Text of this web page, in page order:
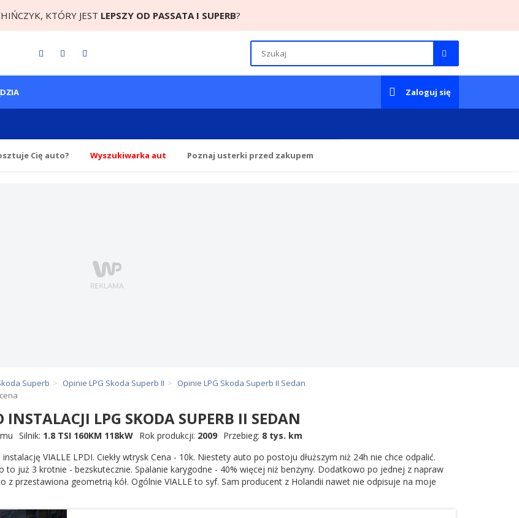
KTÓRY JEST LEPSZY OD PASSATA I SUPERB?
Zaloguj się
Cię auto? Wyszukiwarka aut Poznaj usterki przed zakupem
Superb Opinie LPG Skoda Superb II
Opinie LPG Skoda Superb II Sedan
LPG SKODA SUPERB II SEDAN
Silnik: 1.8 TSI 160KM 118kW Rok produkcji: 2009 Przebieg: 8 tys. km
VIALLE LPDI. Ciekły wtrysk Cena - 10k. Niestety auto po postoju dłuższym niż 24h nie chce odpalić.
to już 3 krotnie - bezskutecznie. Spalanie karygodne - 40% więcej niż benzyny. Dodatkowo po jednej z napraw
z przestawiona geometrią kół. Ogólnie VIALLE to syf. Sam producent z Holandii nawet nie odpisuje na moje